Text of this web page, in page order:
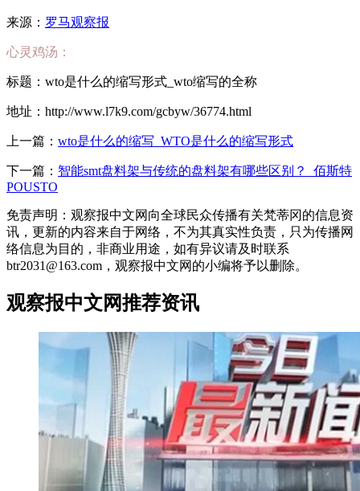
来源： 罗马观察报
心灵鸡汤：
标题：wto是什么的缩写形式_wto缩写的全称
地址：http://www.l7k9.com/gcbyw/36774.html
上一篇： wto是什么的缩写_WTO是什么的缩写形式
下一篇： 智能smt盘料架与传统的盘料架有哪些区别？_佰斯特
POUSTO
免责声明：观察报中文网向全球民众传播有关梵蒂冈的信息资
讯，更新的内容来自于网络，不为其真实性负责，只为传播网
络信息为目的，非商业用途，如有异议请及时联系
btr2031@163.com，观察报中文网的小编将予以删除。
观察报中文网推荐资讯